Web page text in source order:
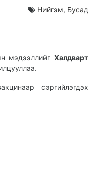
Нийгэм, Бусад
мэдээллийгХалдварт
сэргийлэгдэх